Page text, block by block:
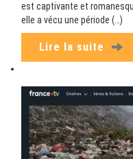
est captivante et
elle a vécu une période (…)
Lire la suite